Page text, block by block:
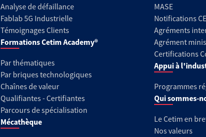
Analyse de défaillance
Fablab 5G Industrielle
Témoignages Clients
Formations Cetim Academy®
Par thématiques
Par briques technologiques
Chaînes de valeur
Qualifiantes - Certifiantes
Parcours de spécialisation
Mécathèque
MASE
Notifications CE
Agréments
Agrément
Certifications
Appui à
Programmes
Qui sommes-
Le Cetim en
Nos valeurs